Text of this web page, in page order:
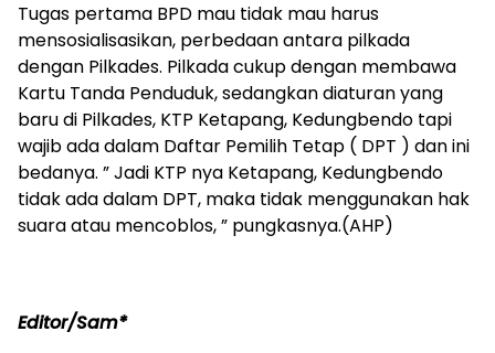
Tugas pertama BPD mau tidak mau harus
mensosialisasikan, perbedaan antara pilkada
dengan Pilkades. Pilkada cukup dengan membawa
Kartu Tanda Penduduk, sedangkan diaturan yang
baru di Pilkades, KTP Ketapang, Kedungbendo tapi
wajib ada dalam Daftar Pemilih Tetap ( DPT ) dan ini
bedanya. ” Jadi KTP nya Ketapang, Kedungbendo
tidak ada dalam DPT, maka tidak menggunakan hak
suara atau mencoblos, ” pungkasnya.(AHP)
Editor/Sam*